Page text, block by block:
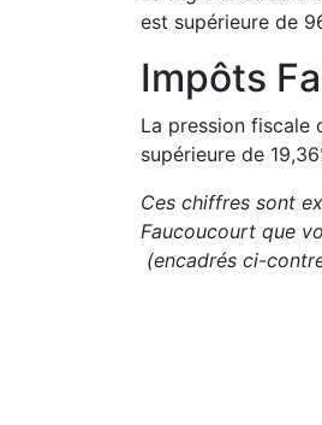
est supérieure de
Impôts
La pression fiscale
supérieure de 19,36
Ces chiffres sont
Faucoucourt que
(encadrés ci-